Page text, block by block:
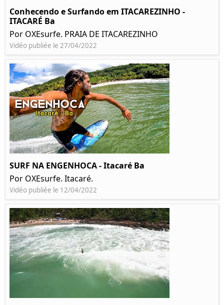
Conhecendo e Surfando em ITACAREZINHO -
ITACARÉ Ba
Por OXEsurfe. PRAIA DE ITACAREZINHO
Vidéo publiée le 27/04/2022
SURF NA ENGENHOCA - Itacaré Ba
Por OXEsurfe. Itacaré.
Vidéo publiée le 12/04/2022